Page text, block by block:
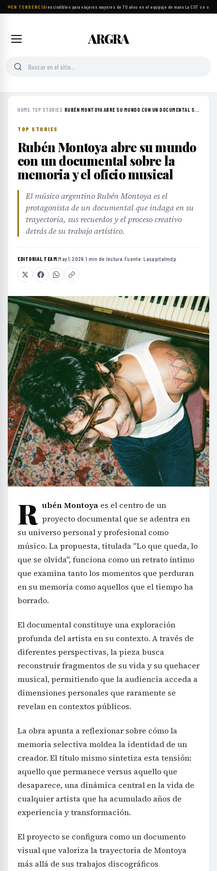
EN TENDENCIA
Ocho objetos imprescindibles para viajeros mayores de 70 años en el equipaje de mano·La CGT se
ARGRA
HOME› TOP STORIES› RUBÉN MONTOYA ABRE SU MUNDO CON UN DOCUMENTAL S...
TOP STORIES
Rubén Montoya abre su mundo
con un documental sobre la
memoria y el oficio musical
El músico argentino Rubén Montoya es el
protagonista de un documental que indaga en su
trayectoria, sus recuerdos y el proceso creativo
detrás de su trabajo artístico.
EDITORIAL TEAM·May 1, 2026 ·1 min de lectura ·Fuente:Lacapitalmdp
R ubén Montoya es el centro de un
proyecto documental que se adentra en
su universo personal y profesional como
músico. La propuesta, titulada "Lo que queda, lo
que se olvida", funciona como un retrato íntimo
que examina tanto los momentos que perduran
en su memoria como aquellos que el tiempo ha
borrado.
El documental constituye una exploración
profunda del artista en su contexto. A través de
diferentes perspectivas, la pieza busca
reconstruir fragmentos de su vida y su quehacer
musical, permitiendo que la audiencia acceda a
dimensiones personales que raramente se
revelan en contextos públicos.
La obra apunta a reflexionar sobre cómo la
memoria selectiva moldea la identidad de un
creador. El título mismo sintetiza esta tensión:
aquello que permanece versus aquello que
desaparece, una dinámica central en la vida de
cualquier artista que ha acumulado años de
experiencia y transformación.
El proyecto se configura como un documento
visual que valoriza la trayectoria de Montoya
más allá de sus trabajos discográficos